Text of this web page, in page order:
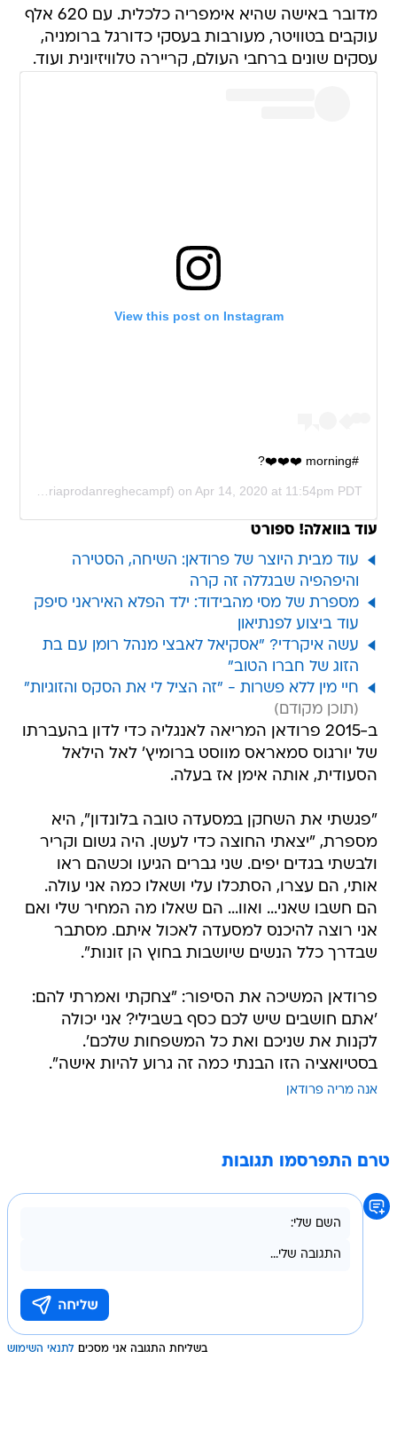
עסקים שונים ברחבי העולם, קריירה טלוויזיונית ועוד.
View this post on Instagram
עוד בוואלה! ספורט
עוד מבית היוצר של פרודאן: השיחה, הסטירה
והיפהפיה שבגללה זה קרה
מספרת של מסי מהבידוד: ילד הפלא האיראני סיפק
עוד ביצוע לפנתיאון
עשה איקרדי? "אסקיאל לאבצי מנהל רומן עם בת
הזוג של חברו הטוב"
חיי מין ללא פשרות - "זה הציל לי את הסקס והזוגיות"
ב-2015 פרודאן המריאה לאנגליה כדי לדון בהעברתו
של יורגוס סמאראס מווסט ברומיץ' לאל הילאל
הסעודית, אותה אימן אז בעלה.
"פגשתי את השחקן במסעדה טובה בלונדון", היא
ולבשתי בגדים יפים. שני גברים הגיעו וכשהם ראו
אותי, הם עצרו, הסתכלו עלי ושאלו כמה אני עולה.
הם חשבו שאני... ואוו... הם שאלו מה המחיר שלי ואם
אני רוצה להיכנס למסעדה לאכול איתם. מסתבר
שבדרך כלל הנשים שיושבות בחוץ הן זונות".
פרודאן המשיכה את הסיפור: "צחקתי ואמרתי להם:
לקנות את שניכם ואת כל המשפחות שלכם'.
בסטיואציה הזו הבנתי כמה זה גרוע להיות אישה".
אנה מריה פרודאן
בשליחת התגובה אני מסכים לתנאי השימוש